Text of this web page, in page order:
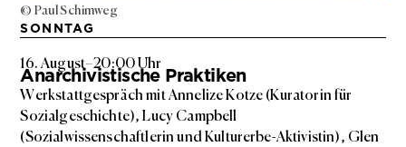
© Paul Schimweg
SONNTAG
16. August–20:00 Uhr
Anarchivistische Praktiken
Werkstattgespräch mit Annelize Kotze (Kuratorin für
Sozialgeschichte), Lucy Campbell
(Sozialwissenschaftlerin und Kulturerbe-Aktivistin), Glen